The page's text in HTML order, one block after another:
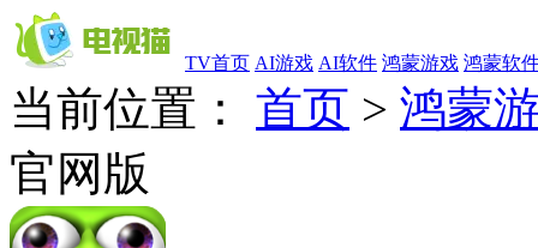
TV首页 AI游戏 AI软件 鸿蒙游戏 鸿蒙软
当前位置： 首页 > 鸿蒙
官网版